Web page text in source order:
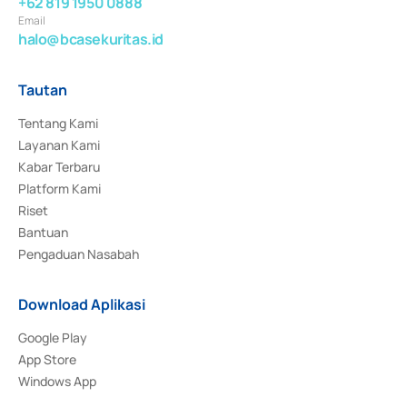
Email
halo@bcasekuritas.id
Tautan
Tentang Kami
Layanan Kami
Kabar Terbaru
Platform Kami
Riset
Bantuan
Pengaduan Nasabah
Download Aplikasi
Google Play
App Store
Windows App